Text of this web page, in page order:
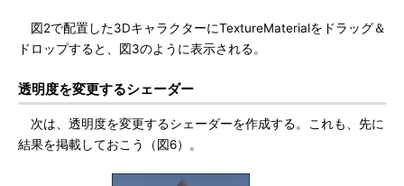
図2で配置した3DキャラクターにTextureMaterialをドラッグ＆
ドロップすると、図3のように表示される。
透明度を変更するシェーダー
次は、透明度を変更するシェーダーを作成する。これも、先に
結果を掲載しておこう（図6）。